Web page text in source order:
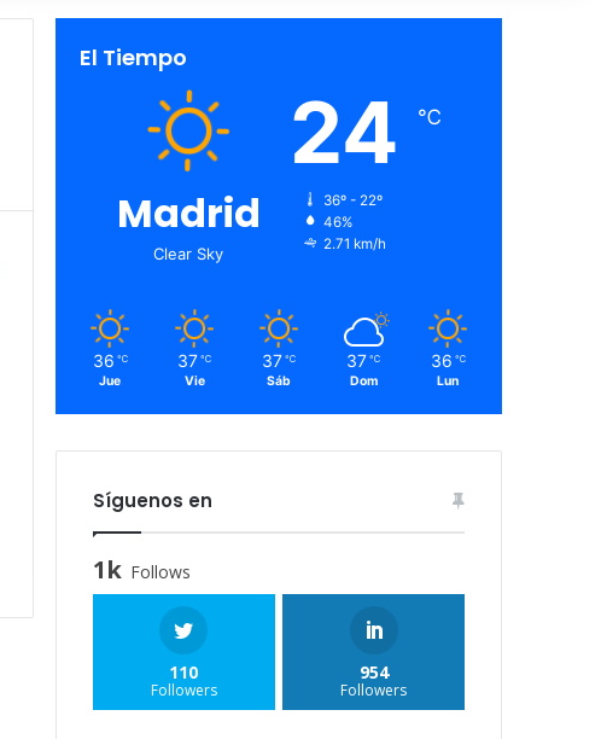
El Tiempo
Madrid
Clear Sky
24 ℃
36º - 22º
46%
2.71 km/h
36 ℃
Jue
37 ℃
Vie
37 ℃
Sáb
37 ℃
Dom
36 ℃
Lun
Síguenos en
1k Follows
110
Followers
954
Followers